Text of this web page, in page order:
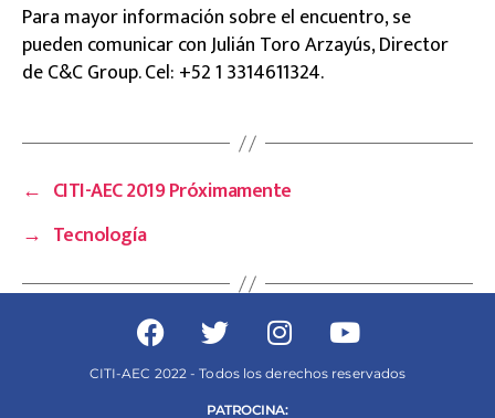
Para mayor información sobre el encuentro, se
pueden comunicar con Julián Toro Arzayús, Director
de C&C Group. Cel: +52 1 3314611324.
← CITI-AEC 2019 Próximamente
→ Tecnología
CITI-AEC 2022 - Todos los derechos reservados
PATROCINA: